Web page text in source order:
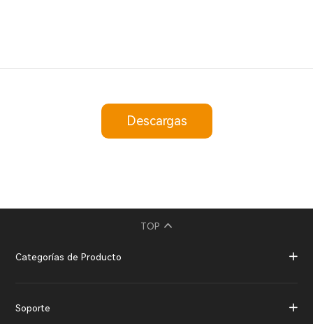
Descargas
TOP
Categorías de Producto
Soporte